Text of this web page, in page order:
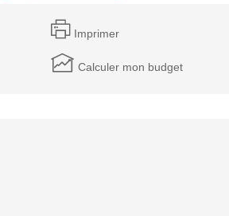
Imprimer
Calculer mon budget